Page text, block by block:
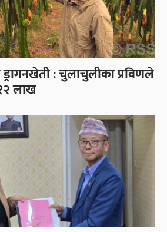
: चुलाचुलीका प्रविणले
लाख